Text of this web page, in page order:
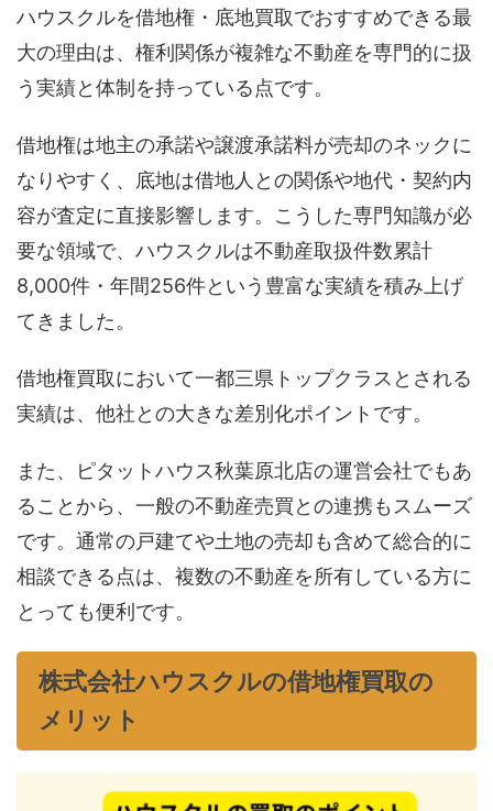
ハウスクルを借地権・底地買取でおすすめできる最
大の理由は、権利関係が複雑な不動産を専門的に扱
う実績と体制を持っている点です。
借地権は地主の承諾や譲渡承諾料が売却のネックに
なりやすく、底地は借地人との関係や地代・契約内
容が査定に直接影響します。こうした専門知識が必
要な領域で、ハウスクルは不動産取扱件数累計
8,000件・年間256件という豊富な実績を積み上げ
てきました。
借地権買取において一都三県トップクラスとされる
実績は、他社との大きな差別化ポイントです。
また、ピタットハウス秋葉原北店の運営会社でもあ
ることから、一般の不動産売買との連携もスムーズ
です。通常の戸建てや土地の売却も含めて総合的に
相談できる点は、複数の不動産を所有している方に
とっても便利です。
株式会社ハウスクルの借地権買取の
メリット